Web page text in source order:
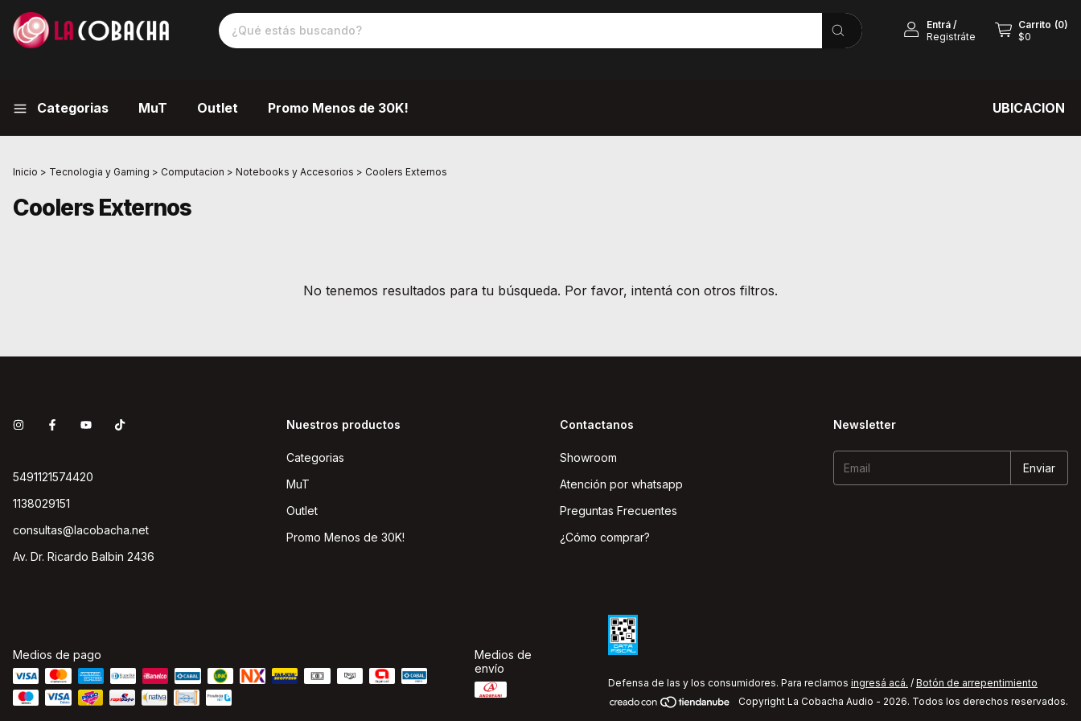
Entrá/
Registráte
Carrito (0)
$0
Categorias MuT Outlet Promo Menos de 30K! UBICACION
Inicio > Tecnologia y Gaming > Computacion > Notebooks y Accesorios > Coolers Externos
Coolers Externos
No tenemos resultados para tu búsqueda. Por favor, intentá con otros filtros.
5491121574420
1138029151
consultas@lacobacha.net
Av. Dr. Ricardo Balbin 2436
Nuestros productos
Categorias
MuT
Outlet
Promo Menos de 30K!
Contactanos
Showroom
Atención por whatsapp
Preguntas Frecuentes
¿Cómo comprar?
Newsletter
Medios de pago
Medios de
envío
Defensa de las y los consumidores. Para reclamos ingresá acá. / Botón de arrepentimiento
Copyright La Cobacha Audio - 2026. Todos los derechos reservados.